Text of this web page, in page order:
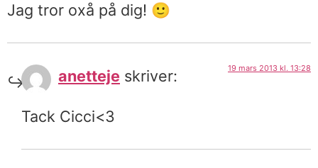
Jag tror oxå på dig! 🙂
anetteje skriver: 19 mars 2013 kl. 13:28
Tack Cicci<3